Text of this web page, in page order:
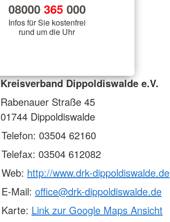
08000 365000
Infos für Sie kostenfrei
rund um die Uhr
Kreisverband Dippoldiswalde e.V.
Rabenauer Straße 45
01744 Dippoldiswalde
Telefon: 03504 62160
Telefax: 03504 612082
Web: http://www.drk-dippoldiswalde.de
E-Mail: office@drk-dippoldiswalde.de
Karte: Link zur Google Maps Ansicht